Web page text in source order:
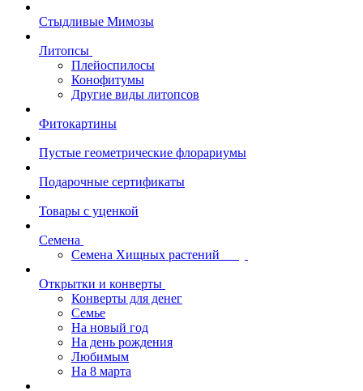
Стыдливые Мимозы
Литопсы
Плейоспилосы
Конофитумы
Другие виды литопсов
Фитокартины
Пустые геометрические флорариумы
Подарочные сертификаты
Товары с уценкой
Семена
Семена Хищных растений
Открытки и конверты
Конверты для денег
Семье
На новый год
На день рождения
Любимым
На 8 марта